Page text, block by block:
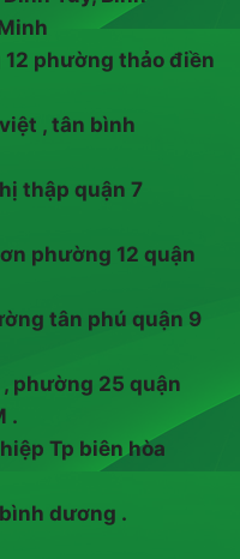
phường thảo điền
, tân bình
thập quận 7
phường 12 quận
tân phú quận 9
phường 25 quận
.
Tp biên hòa
dương .